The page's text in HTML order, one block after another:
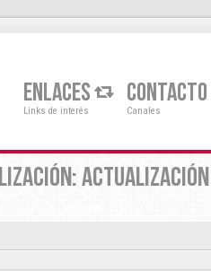
ENLACES
Links de interés
CONTACTO
Canales